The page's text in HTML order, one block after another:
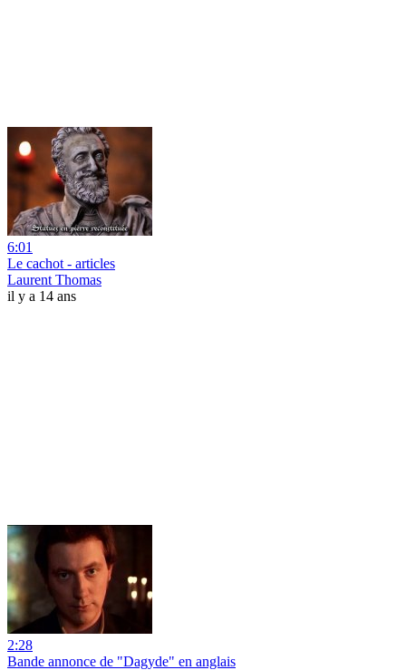
6:01
Le cachot - articles
Laurent Thomas
il y a 14 ans
2:28
Bande annonce de "Dagyde" en anglais